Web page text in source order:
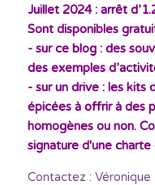
Juillet 2024 : arrêt
Sont disponibles
- sur ce blog : des
des exemples
- sur un drive : les kits
épicées à offrir à des
homogènes ou non.
signature d'une charte
Contactez :